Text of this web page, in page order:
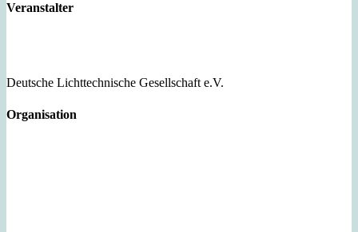
Veranstalter
Deutsche Lichttechnische Gesellschaft e.V.
Organisation